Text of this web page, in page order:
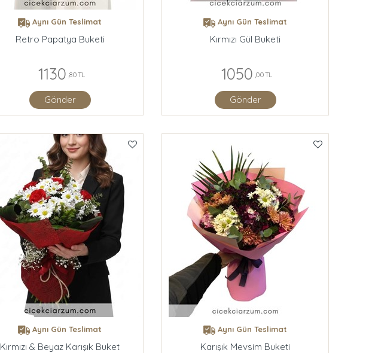
Aynı Gün Teslimat
Retro Papatya Buketi
1130 ,80 TL
Gönder
Aynı Gün Teslimat
Kırmızı Gül Buketi
1050 ,00 TL
Gönder
Aynı Gün Teslimat
Kırmızı & Beyaz Karışık Buket
Aynı Gün Teslimat
Karışık Mevsim Buketi